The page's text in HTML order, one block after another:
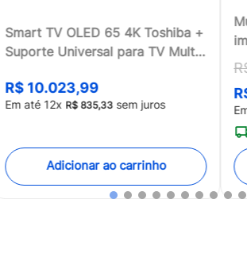
Smart TV OLED 65 4K Toshiba +
Suporte Universal para TV Multi
R$ 10.023,99
Em até 12x R$ 835,33 sem juros
Adicionar ao carrinho